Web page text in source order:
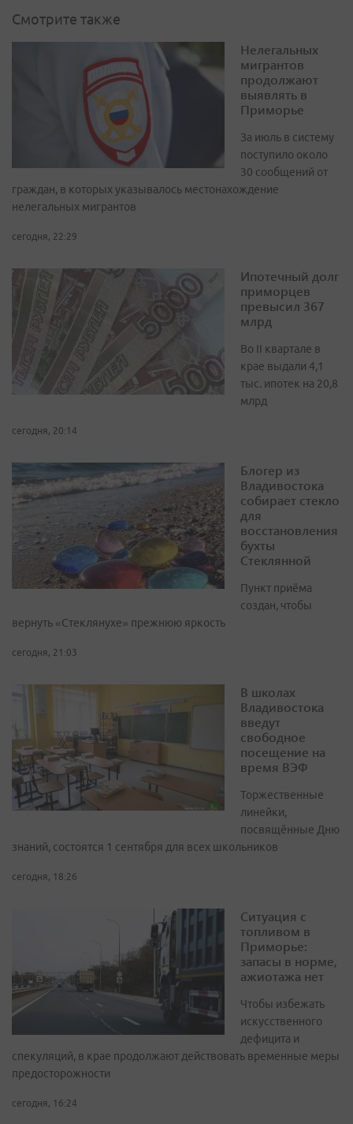
Смотрите также
Нелегальных
мигрантов
продолжают
выявлять в
Приморье
За июль в систему
поступило около
30 сообщений от
граждан, в которых указывалось местонахождение
нелегальных мигрантов
сегодня, 22:29
Ипотечный долг
приморцев
превысил 367
млрд
Во II квартале в
крае выдали 4,1
тыс. ипотек на 20,8
млрд
сегодня, 20:14
Блогер из
Владивостока
собирает стекло
для
восстановления
бухты
Стеклянной
Пункт приёма
создан, чтобы
вернуть «Стеклянухе» прежнюю яркость
сегодня, 21:03
В школах
Владивостока
введут
свободное
посещение на
время ВЭФ
Торжественные
линейки,
посвящённые Дню
знаний, состоятся 1 сентября для всех школьников
сегодня, 18:26
Ситуация с
топливом в
Приморье:
запасы в норме,
ажиотажа нет
Чтобы избежать
искусственного
дефицита и
спекуляций, в крае продолжают действовать временные меры
предосторожности
сегодня, 16:24